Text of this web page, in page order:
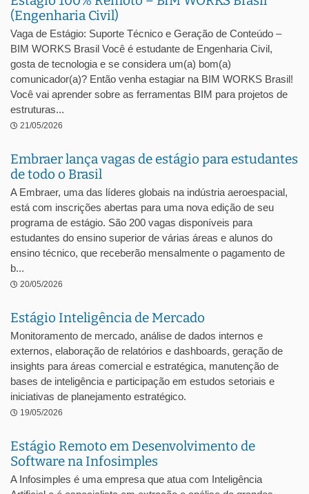
(Engenharia Civil)
Vaga de Estágio: Suporte Técnico e Geração de Conteúdo –
BIM WORKS Brasil Você é estudante de Engenharia Civil,
gosta de tecnologia e se considera um(a) bom(a)
comunicador(a)? Então venha estagiar na BIM WORKS Brasil!
Você vai aprender sobre as ferramentas BIM para projetos de
estruturas...
21/05/2026
Embraer lança vagas de estágio para estudantes
de todo o Brasil
A Embraer, uma das líderes globais na indústria aeroespacial,
está com inscrições abertas para uma nova edição de seu
programa de estágio. São 200 vagas disponíveis para
estudantes do ensino superior de várias áreas e alunos do
ensino técnico, que receberão mensalmente o pagamento de
b...
20/05/2026
Estágio Inteligência de Mercado
Monitoramento de mercado, análise de dados internos e
externos, elaboração de relatórios e dashboards, geração de
insights para áreas comercial e estratégica, manutenção de
bases de inteligência e participação em estudos setoriais e
iniciativas de planejamento estratégico.
19/05/2026
Estágio Remoto em Desenvolvimento de
Software na Infosimples
A Infosimples é uma empresa que atua com Inteligência